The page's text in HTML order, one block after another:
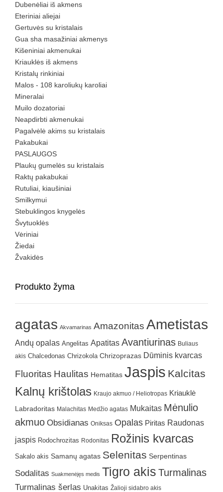
Dubenėliai iš akmens
Eteriniai aliejai
Gertuvės su kristalais
Gua sha masažiniai akmenys
Kišeniniai akmenukai
Kriauklės iš akmens
Kristalų rinkiniai
Malos - 108 karoliukų karoliai
Mineralai
Muilo dozatoriai
Neapdirbti akmenukai
Pagalvėlė akims su kristalais
Pakabukai
PASLAUGOS
Plaukų gumelės su kristalais
Raktų pakabukai
Rutuliai, kiaušiniai
Smilkymui
Stebuklingos knygelės
Švytuoklės
Vėriniai
Žiedai
Žvakidės
Produkto žyma
agatas Akvamarinas Amazonitas Ametistas
Andų opalas Angelitas Apatitas Avantiurinas Buliaus
akis Chalcedonas Chrizokola Chrizoprazas Dūminis kvarcas
Fluoritas Haulitas Hematitas Jaspis Kalcitas
Kalnų krištolas Kraujo akmuo / Heliotropas Kriauklė
Labradoritas Malachitas Medžio agatas Mukaitas Mėnulio
akmuo Obsidianas Oniksas Opalas Piritas Raudonas
jaspis Rodochrozitas Rodonitas Rožinis kvarcas
Sakalo akis Samanų agatas Selenitas Serpentinas
Sodalitas Suakmenėjęs medis Tigro akis Turmalinas
Turmalinas šerlas Unakitas Žalioji sidabro akis